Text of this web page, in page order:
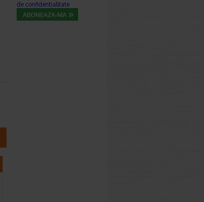
de confidentialitate